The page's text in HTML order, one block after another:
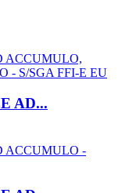
AD...